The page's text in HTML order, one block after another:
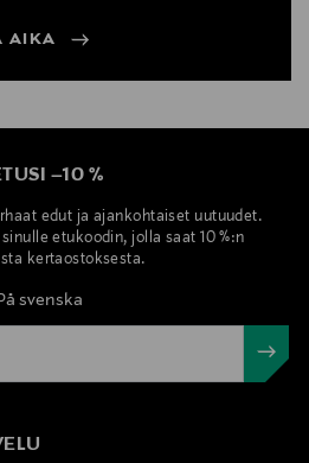
AIKA
–10 %
edut ja ajankohtaiset uutuudet.
etukoodin, jolla saat 10 %:n
kertaostoksesta.
svenska